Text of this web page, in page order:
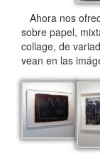
Ahora nos
sobre papel,
collage, de
vean en las